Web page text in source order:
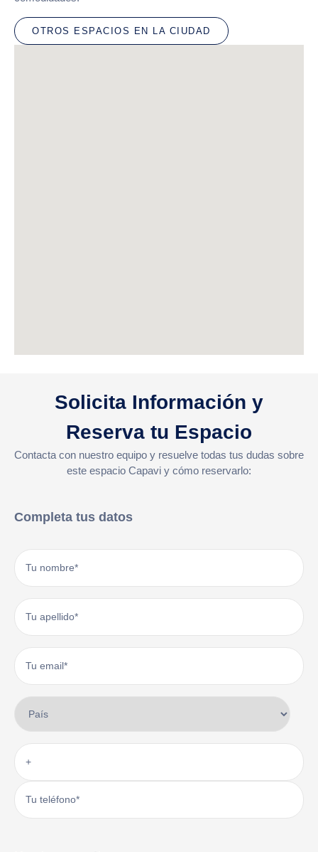
OTROS ESPACIOS EN LA CIUDAD
Solicita Información y
Reserva tu Espacio
Contacta con nuestro equipo y resuelve todas tus dudas sobre
este espacio Capavi y cómo reservarlo:
Completa tus datos